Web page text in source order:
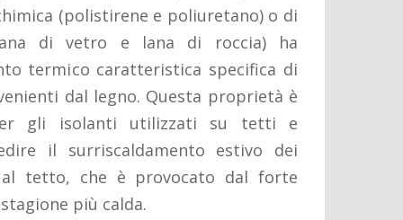
(polistirene e poliuretano) o di
di vetro e lana di roccia) ha
termico caratteristica specifica di
dal legno. Questa proprietà è
gli isolanti utilizzati su tetti e
il surriscaldamento estivo dei
tetto, che è provocato dal forte
più calda.